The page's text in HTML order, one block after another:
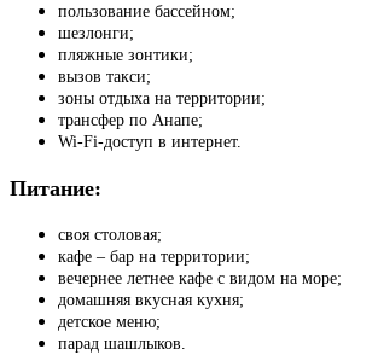
пользование бассейном;
шезлонги;
пляжные зонтики;
вызов такси;
зоны отдыха на территории;
трансфер по Анапе;
Wi-Fi-доступ в интернет.
Питание:
своя столовая;
кафе – бар на территории;
вечернее летнее кафе с видом на море;
домашняя вкусная кухня;
детское меню;
парад шашлыков.